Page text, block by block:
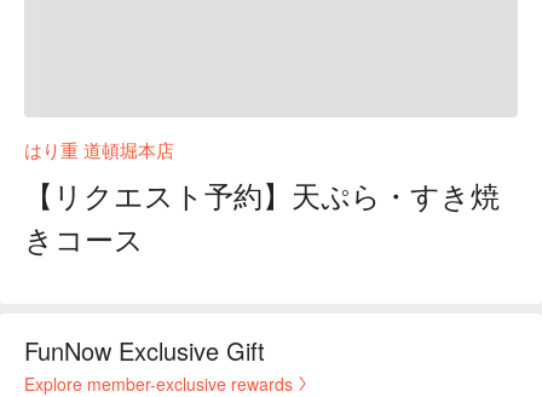
はり重 道頓堀本店
【リクエスト予約】天ぷら・すき焼
きコース
FunNow Exclusive Gift
Explore member-exclusive rewards